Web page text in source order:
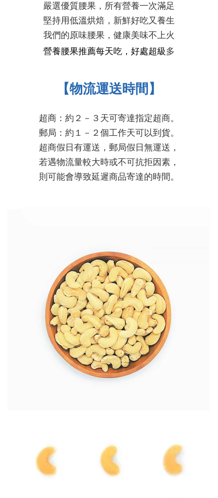
嚴選優質腰果，所有營養一次滿足
堅持用低溫烘焙，新鮮好吃又養生
我們的原味腰果，健康美味不上火
營養腰果推薦每天吃，好處超級多
【物流運送時間】
超商：約２－３天可寄達指定超商。
郵局：約１－２個工作天可以到貨。
超商假日有運送，郵局假日無運送，
若遇物流量較大時或不可抗拒因素，
則可能會導致延遲商品寄達的時間。